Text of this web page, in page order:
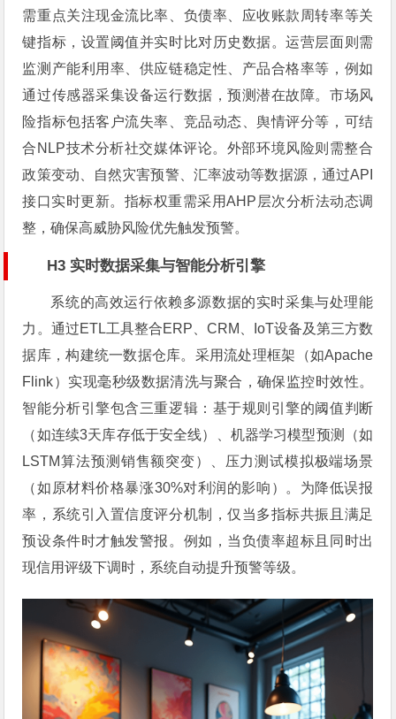
需重点关注现金流比率、负债率、应收账款周转率等关
键指标，设置阈值并实时比对历史数据。运营层面则需
监测产能利用率、供应链稳定性、产品合格率等，例如
通过传感器采集设备运行数据，预测潜在故障。市场风
险指标包括客户流失率、竞品动态、舆情评分等，可结
合NLP技术分析社交媒体评论。外部环境风险则需整合
政策变动、自然灾害预警、汇率波动等数据源，通过API
接口实时更新。指标权重需采用AHP层次分析法动态调
整，确保高威胁风险优先触发预警。
H3 实时数据采集与智能分析引擎
系统的高效运行依赖多源数据的实时采集与处理能
力。通过ETL工具整合ERP、CRM、IoT设备及第三方数
据库，构建统一数据仓库。采用流处理框架（如Apache
Flink）实现毫秒级数据清洗与聚合，确保监控时效性。
智能分析引擎包含三重逻辑：基于规则引擎的阈值判断
（如连续3天库存低于安全线）、机器学习模型预测（如
LSTM算法预测销售额突变）、压力测试模拟极端场景
（如原材料价格暴涨30%对利润的影响）。为降低误报
率，系统引入置信度评分机制，仅当多指标共振且满足
预设条件时才触发警报。例如，当负债率超标且同时出
现信用评级下调时，系统自动提升预警等级。